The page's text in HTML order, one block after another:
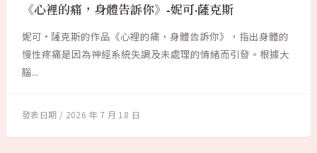
《心裡的痛，身體告訴你》-妮可·薩克斯
妮可·薩克斯的作品《心裡的痛，身體告訴你》，指出身體的
慢性疼痛是因為神經系統失調及未處理的情緒而引發。根據大
腦...
2026 年 7 月 18 日